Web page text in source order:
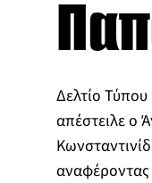
Δελτίο Τύπου
απέστειλε ο